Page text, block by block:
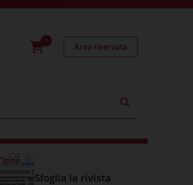
0
Area riservata
Sfoglia la rivista